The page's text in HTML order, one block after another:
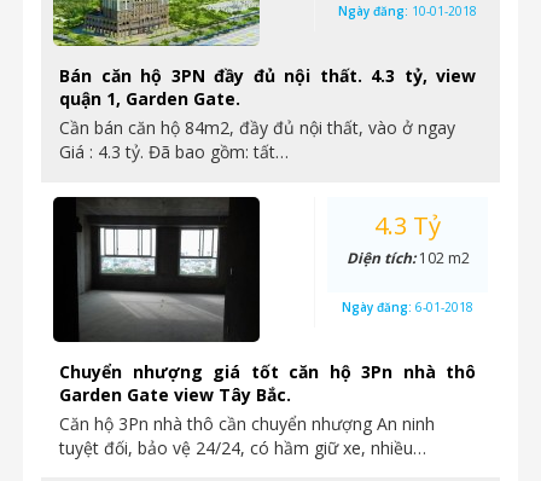
Bán căn hộ 3PN đầy đủ nội thất. 4.3 tỷ, view
quận 1, Garden Gate.
Cần bán căn hộ 84m2, đầy đủ nội thất, vào ở ngay
Giá : 4.3 tỷ. Đã bao gồm: tất…
Ngày đăng: 10-01-2018
Chuyển nhượng giá tốt căn hộ 3Pn nhà thô
Garden Gate view Tây Bắc.
Căn hộ 3Pn nhà thô cần chuyển nhượng An ninh
tuyệt đối, bảo vệ 24/24, có hầm giữ xe, nhiều…
4.3 Tỷ
Diện tích:102 m2
Ngày đăng: 6-01-2018